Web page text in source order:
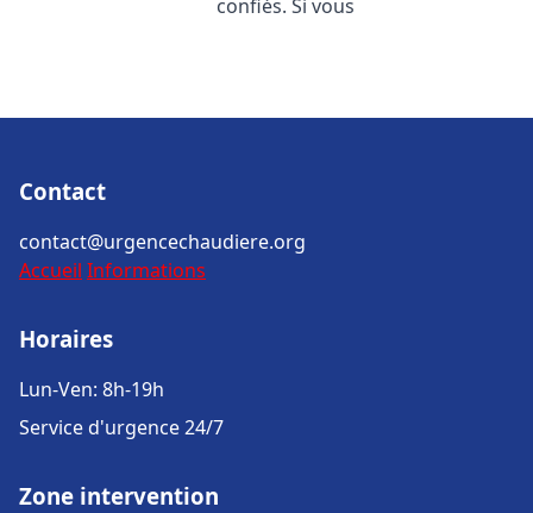
confiés. Si vous
Contact
contact@urgencechaudiere.org
Accueil Informations
Horaires
Lun-Ven: 8h-19h
Service d'urgence 24/7
Zone intervention